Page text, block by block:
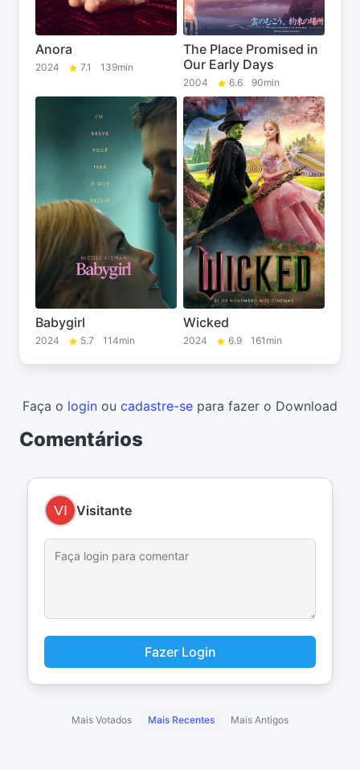
Anora
2024 7.1 139min
The Place Promised in
Our Early Days
2004 6.6 90min
Babygirl
2024 5.7 114min
Wicked
2024 6.9 161min
Faça o login ou cadastre-se para fazer o Download
Comentários
Visitante
Fazer Login
Mais Votados Mais Recentes Mais Antigos